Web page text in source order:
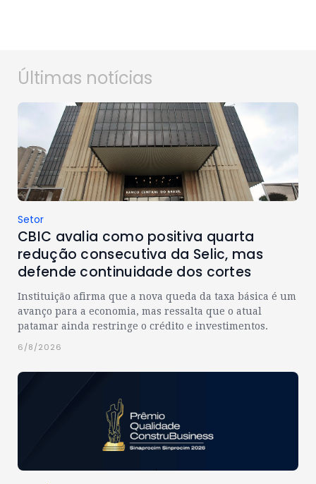
Últimas notícias
Setor
CBIC avalia como positiva quarta
redução consecutiva da Selic, mas
defende continuidade dos cortes
Instituição afirma que a nova queda da taxa básica é um
avanço para a economia, mas ressalta que o atual
patamar ainda restringe o crédito e investimentos.
6/8/2026